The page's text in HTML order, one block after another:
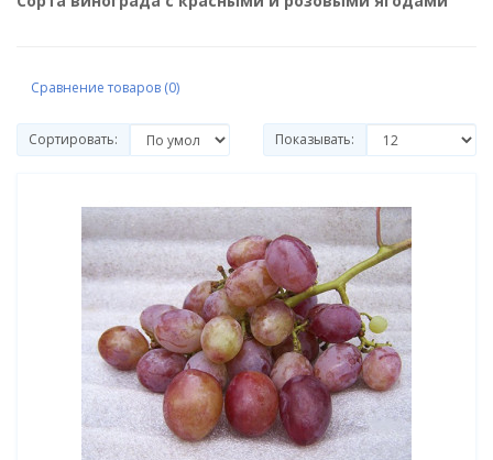
Сравнение товаров (0)
Сортировать: Показывать: